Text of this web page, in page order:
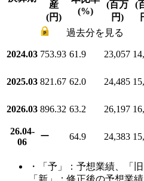
産
(円)
(%)
(百万
円)
(
過去分を見る
2024.03 753.93 61.9 23,057
2025.03 821.67 62.0 24,485
2026.03 896.32 63.2 26,197
26.04-
06
ー 64.9 24,383
・「予」：予想業績、「
「新」：修正後の予想業